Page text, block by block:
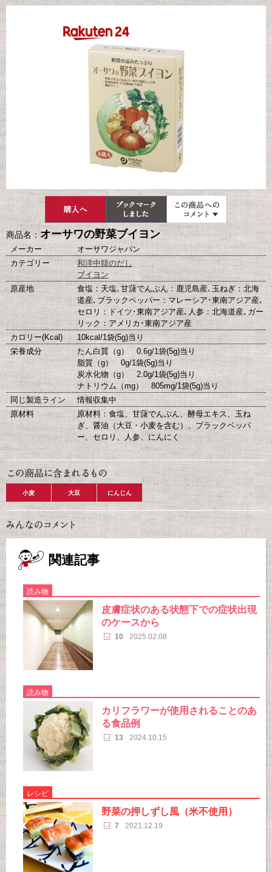
商品名：オーサワの野菜ブイヨン
メーカー
オーサワジャパン
カテゴリー
和洋中韓のだし
ブイヨン
原産地
食塩：天塩､甘藷でんぷん：鹿児島産､玉ねぎ：北海
道産､ブラックペッパー：マレーシア･東南アジア産､
セロリ：ドイツ･東南アジア産､人参：北海道産､ガー
リック：アメリカ･東南アジア産
カロリー(Kcal)
10kcal/1袋(5g)当り
栄養成分
たん白質（g） 0.6g/1袋(5g)当り
脂質（g） 0g/1袋(5g)当り
炭水化物（g） 2.0g/1袋(5g)当り
ナトリウム（mg） 805mg/1袋(5g)当り
同じ製造ライン
情報収集中
原材料
原材料：食塩、甘藷でんぷん、酵母エキス、玉ね
ぎ、醤油（大豆・小麦を含む）、ブラックペッパ
ー、セロリ、人参、にんにく
小麦 大豆 にんじん
関連記事
読み物
皮膚症状のある状態下での症状出現
のケースから
10 2025.02.08
読み物
カリフラワーが使用されることのあ
る食品例
13 2024.10.15
レシピ
野菜の押しずし風（米不使用）
7 2021.12.19